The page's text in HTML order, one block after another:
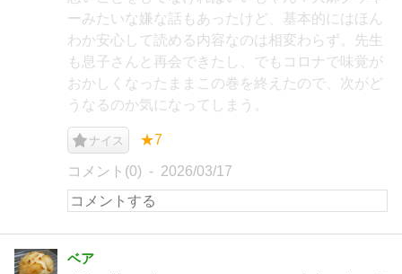
ーみたいな嫌な話もあったけど、基本的にはほん
わか安心して読める内容なのは相変わらず。先生
も息子さんと再会できたし、でもコロナで味覚が
おかしくなったままこの巻を終えたので、次がど
うなるのか気になってしまう。
ナイス ★7
コメント(0) 2026/03/17
ベア